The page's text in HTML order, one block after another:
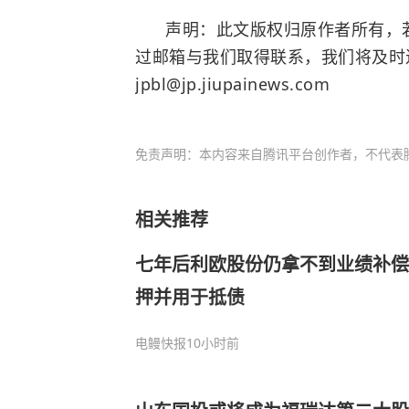
声明：此文版权归原作者所有，
过邮箱与我们取得联系，我们将及
jpbl@jp.jiupainews.com
免责声明：本内容来自腾讯平台创作者，不代
相关推荐
七年后利欧股份仍拿不到业绩补
押并用于抵债
电鳗快报10小时前